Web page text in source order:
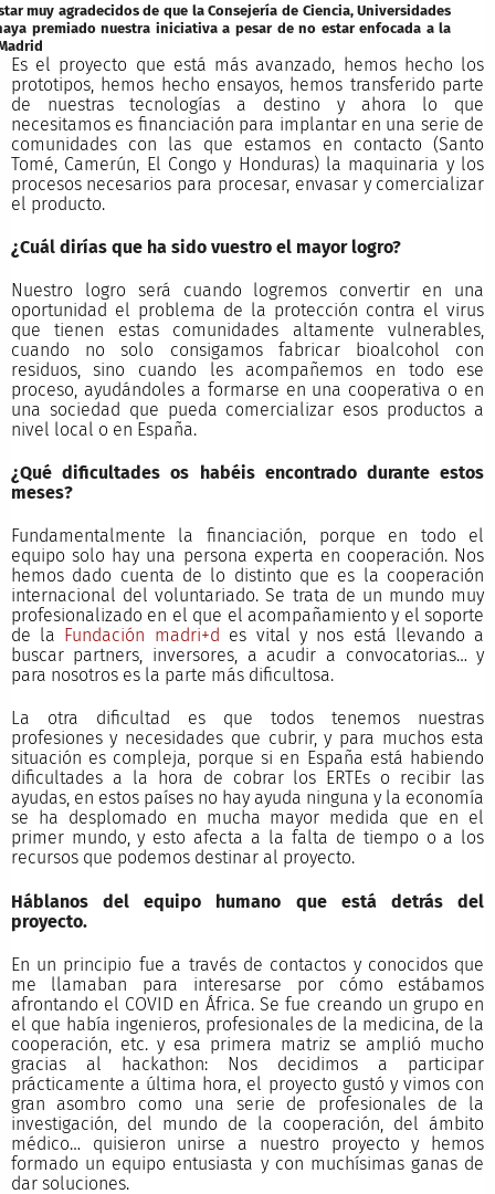
muy agradecidos de que la Consejería de Ciencia, Universidades
premiado nuestra iniciativa a pesar de no estar enfocada a la
Es el proyecto que está más avanzado, hemos hecho los
prototipos, hemos hecho ensayos, hemos transferido parte
de nuestras tecnologías a destino y ahora lo que
necesitamos es financiación para implantar en una serie de
comunidades con las que estamos en contacto (Santo
Tomé, Camerún, El Congo y Honduras) la maquinaria y los
procesos necesarios para procesar, envasar y comercializar
el producto.
¿Cuál dirías que ha sido vuestro el mayor logro?
Nuestro logro será cuando logremos convertir en una
oportunidad el problema de la protección contra el virus
que tienen estas comunidades altamente vulnerables,
cuando no solo consigamos fabricar bioalcohol con
residuos, sino cuando les acompañemos en todo ese
proceso, ayudándoles a formarse en una cooperativa o en
una sociedad que pueda comercializar esos productos a
nivel local o en España.
¿Qué dificultades os habéis encontrado durante estos
meses?
Fundamentalmente la financiación, porque en todo el
equipo solo hay una persona experta en cooperación. Nos
hemos dado cuenta de lo distinto que es la cooperación
internacional del voluntariado. Se trata de un mundo muy
profesionalizado en el que el acompañamiento y el soporte
de la Fundación madri+d es vital y nos está llevando a
buscar partners, inversores, a acudir a convocatorias… y
para nosotros es la parte más dificultosa.
La otra dificultad es que todos tenemos nuestras
profesiones y necesidades que cubrir, y para muchos esta
situación es compleja, porque si en España está habiendo
dificultades a la hora de cobrar los ERTEs o recibir las
ayudas, en estos países no hay ayuda ninguna y la economía
se ha desplomado en mucha mayor medida que en el
primer mundo, y esto afecta a la falta de tiempo o a los
recursos que podemos destinar al proyecto.
Háblanos del equipo humano que está detrás del
proyecto.
En un principio fue a través de contactos y conocidos que
me llamaban para interesarse por cómo estábamos
afrontando el COVID en África. Se fue creando un grupo en
el que había ingenieros, profesionales de la medicina, de la
cooperación, etc. y esa primera matriz se amplió mucho
gracias al hackathon: Nos decidimos a participar
prácticamente a última hora, el proyecto gustó y vimos con
gran asombro como una serie de profesionales de la
investigación, del mundo de la cooperación, del ámbito
médico… quisieron unirse a nuestro proyecto y hemos
formado un equipo entusiasta y con muchísimas ganas de
dar soluciones.